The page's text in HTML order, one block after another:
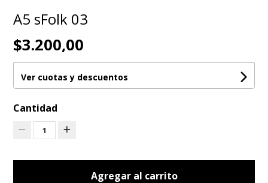
A5 sFolk 03
$3.200,00
Ver cuotas y descuentos
Cantidad
1
Agregar al carrito